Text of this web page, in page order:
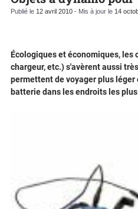
Publié le 12 avril 2010 - Mis à jour le 14
Écologiques et économiques, les
chargeur, etc.) s'avèrent aussi
permettent de voyager plus
batterie dans les endroits les